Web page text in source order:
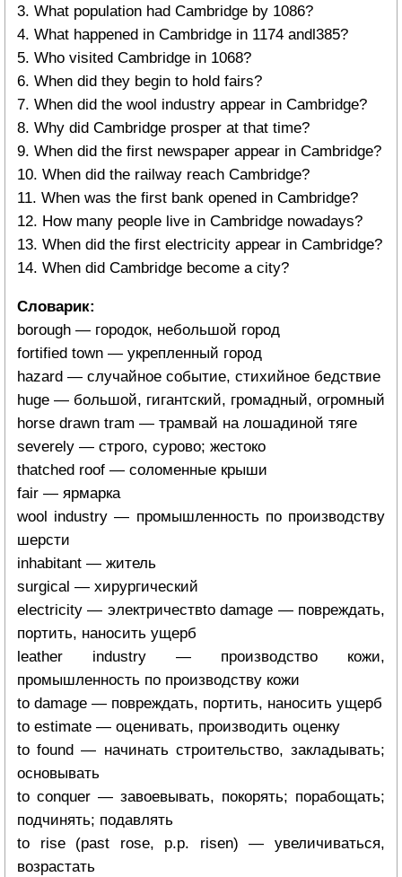
3. What population had Cambridge by 1086?
4. What happened in Cambridge in 1174 andl385?
5. Who visited Cambridge in 1068?
6. When did they begin to hold fairs?
7. When did the wool industry appear in Cambridge?
8. Why did Cambridge prosper at that time?
9. When did the first newspaper appear in Cambridge?
10. When did the railway reach Cambridge?
11. When was the first bank opened in Cambridge?
12. How many people live in Cambridge nowadays?
13. When did the first electricity appear in Cambridge?
14. When did Cambridge become a city?
Словарик:
borough — городок, небольшой город
fortified town — укрепленный город
hazard — случайное событие, стихийное бедствие
huge — большой, гигантский, громадный, огромный
horse drawn tram — трамвай на лошадиной тяге
severely — строго, сурово; жестоко
thatched roof — соломенные крыши
fair — ярмарка
wool industry — промышленность по производству
шерсти
inhabitant — житель
surgical — хирургический
electricity — электричествto damage — повреждать,
портить, наносить ущерб
leather industry — производство кожи,
промышленность по производству кожи
to damage — повреждать, портить, наносить ущерб
to estimate — оценивать, производить оценку
to found — начинать строительство, закладывать;
основывать
to conquer — завоевывать, покорять; порабощать;
подчинять; подавлять
to rise (past rose, p.p. risen) — увеличиваться,
возрастать